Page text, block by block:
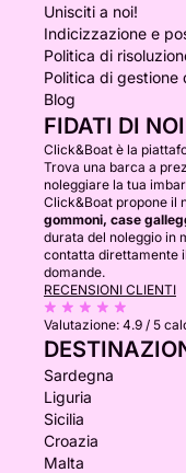
Unisciti a noi!
Indicizzazione e
Politica di
Politica di gestione
Blog
FIDATI DI NOI
Click&Boat è la
Trova una barca a
noleggiare la tua
Click&Boat propone il
gommoni, case
durata del noleggio in
contatta direttamente
domande.
RECENSIONI CLIENTI
Valutazione: 4.9 / 5
Sardegna
Liguria
Sicilia
Croazia
Malta